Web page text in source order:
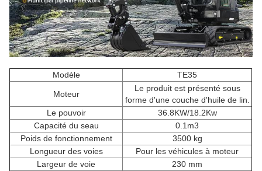
Modèle TE35
Moteur
Le produit est présenté sous
forme d'une couche d'huile de lin.
Le pouvoir
36.8KW/18.2Kw
Capacité du seau
0.1m3
Poids de fonctionnement
3500 kg
Longueur des voies
Pour les véhicules à moteur
Largeur de voie
230 mm